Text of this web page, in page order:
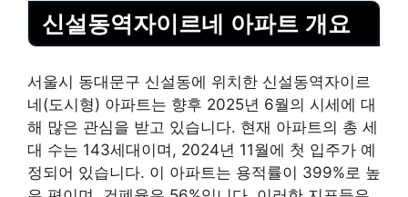
신설동역자이르네 아파트 개요
서울시 동대문구 신설동에 위치한 신설동역자이르
네(도시형) 아파트는 향후 2025년 6월의 시세에 대
해 많은 관심을 받고 있습니다. 현재 아파트의 총 세
대 수는 143세대이며, 2024년 11월에 첫 입주가 예
정되어 있습니다. 이 아파트는 용적률이 399%로 높